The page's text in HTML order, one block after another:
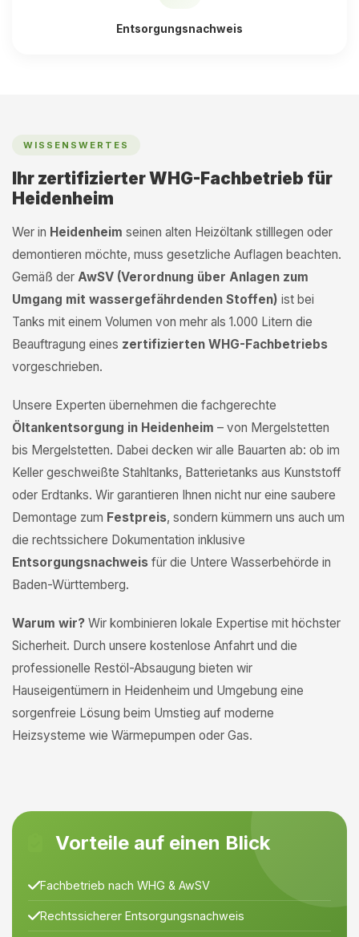
Entsorgungsnachweis
WISSENSWERTES
Ihr zertifizierter WHG-Fachbetrieb für
Heidenheim
Wer in Heidenheim seinen alten Heizöltank stilllegen oder
demontieren möchte, muss gesetzliche Auflagen beachten.
Gemäß der AwSV (Verordnung über Anlagen zum
Umgang mit wassergefährdenden Stoffen) ist bei
Tanks mit einem Volumen von mehr als 1.000 Litern die
Beauftragung eines zertifizierten WHG-Fachbetriebs
vorgeschrieben.
Unsere Experten übernehmen die fachgerechte
Öltankentsorgung in Heidenheim – von Mergelstetten
bis Mergelstetten. Dabei decken wir alle Bauarten ab: ob im
Keller geschweißte Stahltanks, Batterietanks aus Kunststoff
oder Erdtanks. Wir garantieren Ihnen nicht nur eine saubere
Demontage zum Festpreis, sondern kümmern uns auch um
die rechtssichere Dokumentation inklusive
Entsorgungsnachweis für die Untere Wasserbehörde in
Baden-Württemberg.
Warum wir? Wir kombinieren lokale Expertise mit höchster
Sicherheit. Durch unsere kostenlose Anfahrt und die
professionelle Restöl-Absaugung bieten wir
Hauseigentümern in Heidenheim und Umgebung eine
sorgenfreie Lösung beim Umstieg auf moderne
Heizsysteme wie Wärmepumpen oder Gas.
Vorteile auf einen Blick
Fachbetrieb nach WHG & AwSV
Rechtssicherer Entsorgungsnachweis